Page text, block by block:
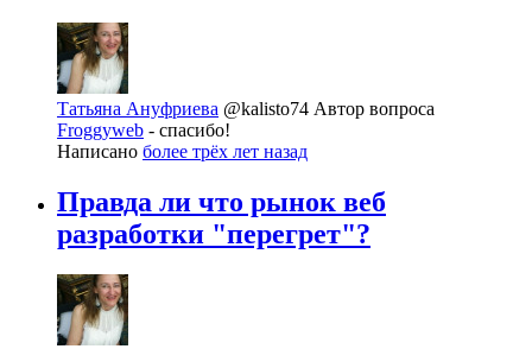
Татьяна Ануфриева @kalisto74 Автор вопроса
Froggyweb - спасибо!
Написано более трёх лет назад
Правда ли что рынок веб
разработки "перегрет"?